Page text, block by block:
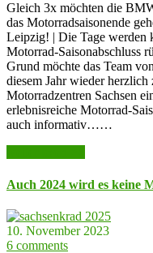
Gleich 3x möchten die
das Motorradsaisonende
Leipzig! | Die Tage werden
Motorrad-Saisonabschluss
Grund möchte das Team
diesem Jahr wieder herzlich
Motorradzentren Sachsen
erlebnisreiche Motorrad-
auch informativ……
Auch 2024 wird es keine
10. November 2023
6 comments